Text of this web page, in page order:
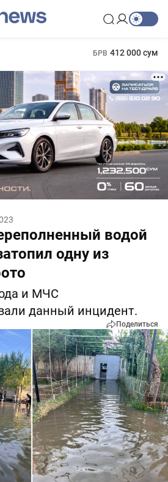
БРВ 412 000 сум
водой
одну из
и МЧС
данный инцидент.
Поделиться